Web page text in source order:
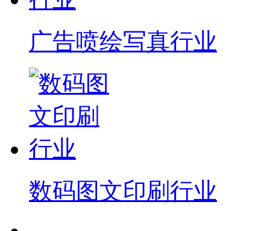
广告喷绘写真行业
数码图文印刷行业